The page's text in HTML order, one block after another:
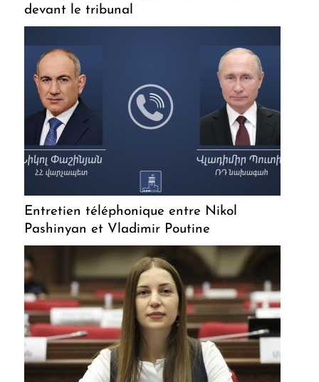
devant le tribunal
Entretien téléphonique entre Nikol
Pashinyan et Vladimir Poutine